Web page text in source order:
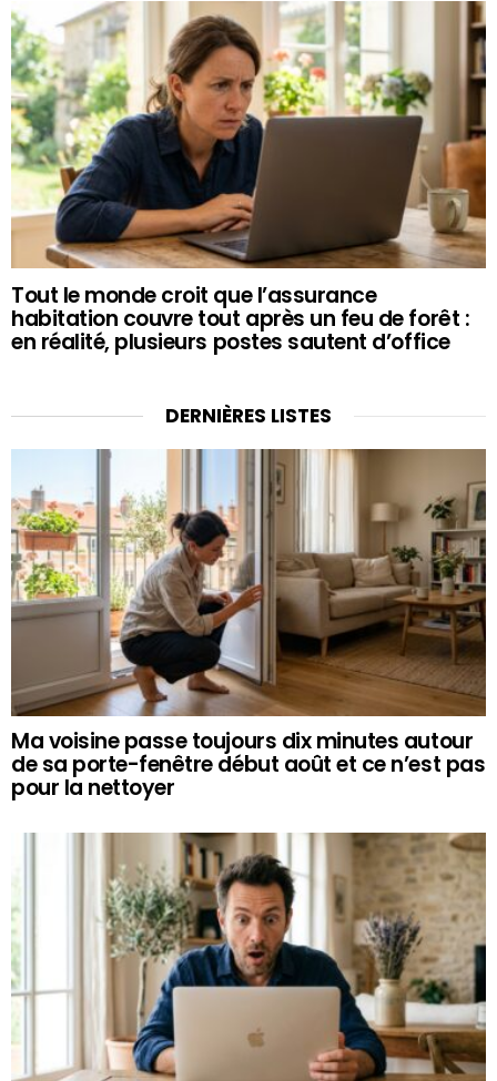
Tout le monde croit que l’assurance
habitation couvre tout après un feu de forêt :
en réalité, plusieurs postes sautent d’office
DERNIÈRES LISTES
Ma voisine passe toujours dix minutes autour
de sa porte-fenêtre début août et ce n’est pas
pour la nettoyer